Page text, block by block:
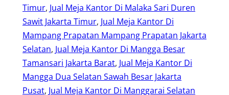
Timur, Jual Meja Kantor Di Malaka Sari Duren
Sawit Jakarta Timur, Jual Meja Kantor Di
Mampang Prapatan Mampang Prapatan Jakarta
Selatan, Jual Meja Kantor Di Mangga Besar
Tamansari Jakarta Barat, Jual Meja Kantor Di
Mangga Dua Selatan Sawah Besar Jakarta
Pusat, Jual Meja Kantor Di Manggarai Selatan